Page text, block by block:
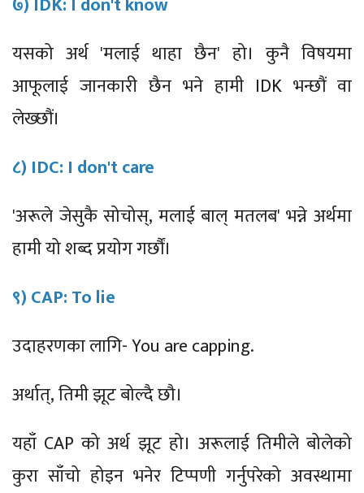
यसको अर्थ 'मलाई थाहा छैन' हो। कुनै विषयमा
आफूलाई जानकारी छैन भने हामी IDK भन्छौं वा
लेख्छौं।
८) IDC: I don't care
'अरूले जेसुकै सोचोस्, मलाई बाल् मतलब' भन्ने अर्थमा
हामी यो शब्द प्रयोग गर्छौं।
९) CAP: To lie
उदाहरणका लागि- You are capping.
अर्थात्, तिमी झूट बोल्दै छौ।
यहाँ CAP को अर्थ झूट हो। अरूलाई तिमीले बोलेको
कुरा साँचो होइन भनेर टिप्पणी गर्नुपरेको अवस्थामा